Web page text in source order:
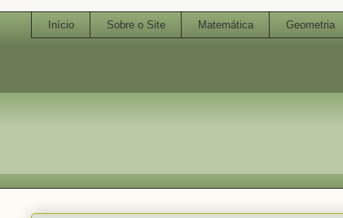
Início Sobre o Site Matemática Geometria